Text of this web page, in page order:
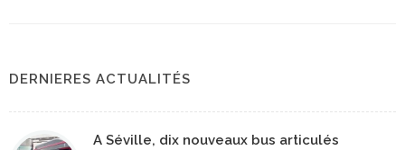
DERNIERES ACTUALITÉS
A Séville, dix nouveaux bus articulés